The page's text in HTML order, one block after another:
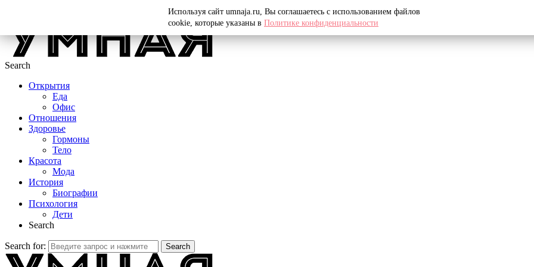
Search
Открытия
Еда
Офис
Отношения
Здоровье
Гормоны
Тело
Красота
Мода
История
Биографии
Психология
Дети
Search
Search for: Search
Используя сайт umnaja.ru, Вы соглашаетесь с использованием файлов
cookie, которые указаны в Политике конфиденциальности